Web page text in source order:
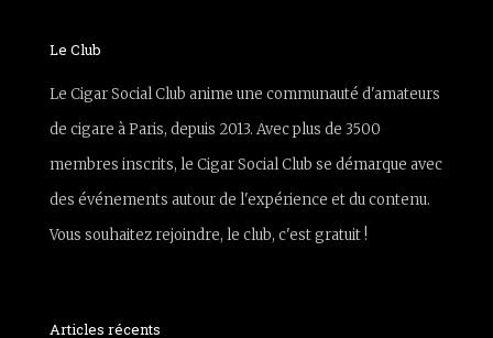
Le Club
Le Cigar Social Club anime une communauté d'amateurs
de cigare à Paris, depuis 2013. Avec plus de 3500
membres inscrits, le Cigar Social Club se démarque avec
des événements autour de l'expérience et du contenu.
Vous souhaitez rejoindre, le club, c'est gratuit !
Articles récents